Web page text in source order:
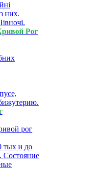
них.
Рог
тых и до
Состояние